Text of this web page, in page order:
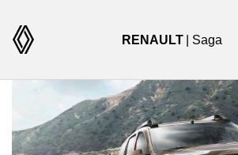
RENAULT | Saga